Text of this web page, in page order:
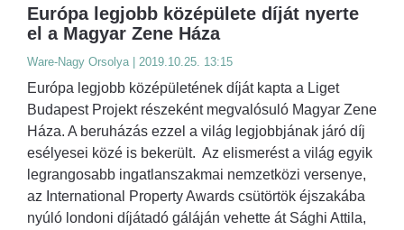
Európa legjobb középülete díját nyerte
el a Magyar Zene Háza
Ware-Nagy Orsolya | 2019.10.25. 13:15
Európa legjobb középületének díját kapta a Liget
Budapest Projekt részeként megvalósuló Magyar Zene
Háza. A beruházás ezzel a világ legjobbjának járó díj
esélyesei közé is bekerült. Az elismerést a világ egyik
legrangosabb ingatlanszakmai nemzetközi versenye,
az International Property Awards csütörtök éjszakába
nyúló londoni díjátadó gáláján vehette át Sághi Attila,